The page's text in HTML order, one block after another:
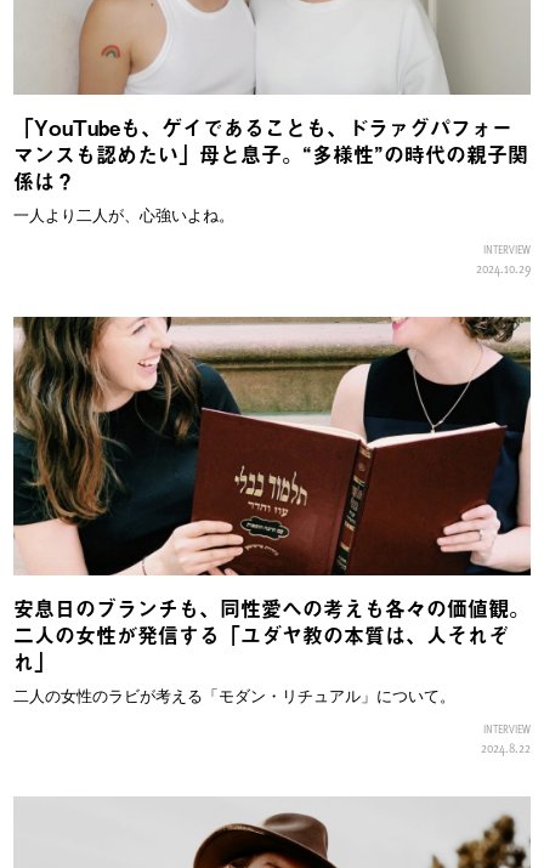
「YouTubeも、ゲイであることも、ドラァグパフォー
マンスも認めたい」母と息子。“多様性”の時代の親子関
係は？
一人より二人が、心強いよね。
INTERVIEW
2024.10.29
安息日のブランチも、同性愛への考えも各々の価値観。
二人の女性が発信する「ユダヤ教の本質は、人それぞ
れ」
二人の女性のラビが考える「モダン・リチュアル」について。
INTERVIEW
2024.8.22